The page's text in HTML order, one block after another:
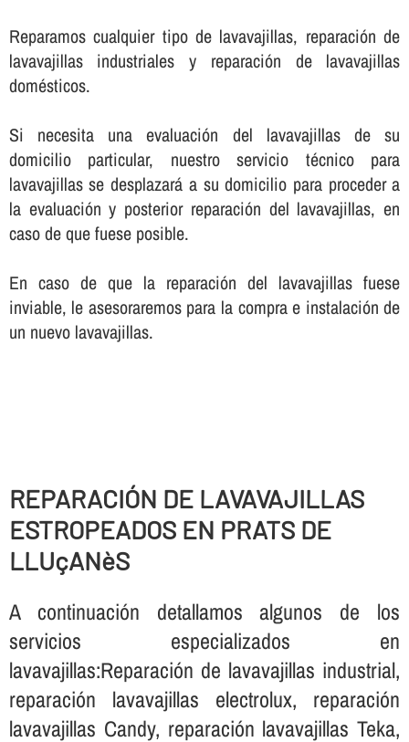
Reparamos cualquier tipo de lavavajillas, reparación de
lavavajillas industriales y reparación de lavavajillas
domésticos.
Si necesita una evaluación del lavavajillas de su
domicilio particular, nuestro servicio técnico para
lavavajillas se desplazará a su domicilio para proceder a
la evaluación y posterior reparación del lavavajillas, en
caso de que fuese posible.
En caso de que la reparación del lavavajillas fuese
inviable, le asesoraremos para la compra e instalación de
un nuevo lavavajillas.
REPARACIÓN DE LAVAVAJILLAS
ESTROPEADOS EN PRATS DE
LLUçANèS
A continuación detallamos algunos de los
servicios especializados en
lavavajillas:Reparación de lavavajillas industrial,
reparación lavavajillas electrolux, reparación
lavavajillas Candy, reparación lavavajillas Teka,